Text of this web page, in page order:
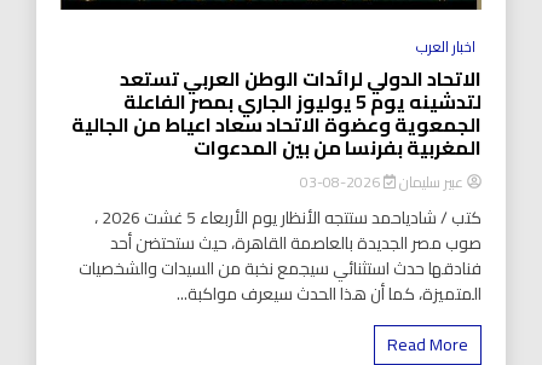
اخبار العرب
الاتحاد الدولي لرائدات الوطن العربي تستعد
لتدشينه يوم 5 يوليوز الجاري بمصر الفاعلة
الجمعوية وعضوة الاتحاد سعاد اعياط من الجالية
المغربية بفرنسا من بين المدعوات
عبير سليمان 2026-08-03
كتب / شادياحمد ستتجه الأنظار يوم الأربعاء 5 غشت 2026 ،
صوب مصر الجديدة بالعاصمة القاهرة، حيث ستحتضن أحد
فنادقها حدث استثنائي سيجمع نخبة من السيدات والشخصيات
المتميزة، كما أن هذا الحدث سيعرف مواكبة...
Read More